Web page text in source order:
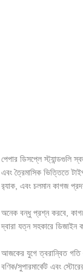
পেপার ডিসপ্লে স্ট্যান্ডগুলি
এবং ত্রৈমাসিক ভিত্তিতে
র‌্যাক, এবং চলমান কাগজ
অনেক বন্ধু প্রশ্ন করবে,
দ্বারা যত্ন সহকারে
আজকের যুগে ত্বরান্বিত গতি
বণিক/সুপারমার্কেট এবং